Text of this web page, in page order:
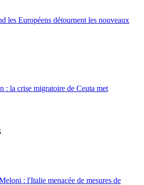
les Européens détournent les nouveaux
: la crise migratoire de Ceuta met
: l'Italie menacée de mesures de